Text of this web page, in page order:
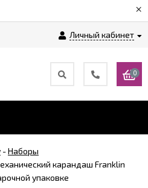
×
Личный кабинет
0
-Наборы
карандаш Franklin
упаковке